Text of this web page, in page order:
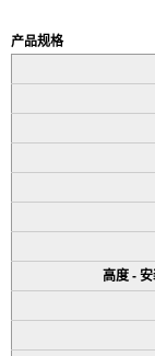
产品规格
高度 - 安